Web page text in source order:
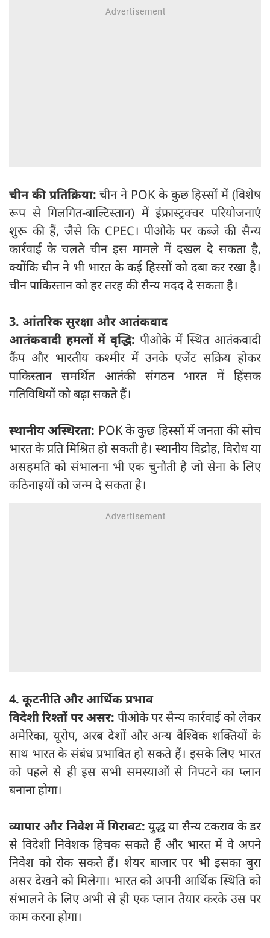
चीन की प्रतिक्रिया:चीन ने POK के कुछ हिस्सों में (विशेष
रूप से गिलगित-बाल्टिस्तान) में इंफ्रास्ट्रक्चर परियोजनाएं
शुरू की हैं, जैसे कि CPEC। पीओके पर कब्जे की सैन्य
कार्रवाई के चलते चीन इस मामले में दखल दे सकता है,
क्योंकि चीन ने भी भारत के कई हिस्सों को दबा कर रखा है।
चीन पाकिस्तान को हर तरह की सैन्य मदद दे सकता है।
3. आंतरिक सुरक्षा और आतंकवाद
आतंकवादी हमलों में वृद्धि: पीओके में स्थित आतंकवादी
कैंप और भारतीय कश्मीर में उनके एजेंट सक्रिय होकर
पाकिस्तान समर्थित आतंकी संगठन भारत में हिंसक
गतिविधियों को बढ़ा सकते हैं।
स्थानीय अस्थिरता: POK के कुछ हिस्सों में जनता की सोच
भारत के प्रति मिश्रित हो सकती है। स्थानीय विद्रोह, विरोध या
असहमति को संभालना भी एक चुनौती है जो सेना के लिए
कठिनाइयों को जन्म दे सकता है।
4. कूटनीति और आर्थिक प्रभाव
विदेशी रिश्तों पर असर: पीओके पर सैन्य कार्रवाई को लेकर
अमेरिका, यूरोप, अरब देशों और अन्य वैश्विक शक्तियों के
साथ भारत के संबंध प्रभावित हो सकते हैं। इसके लिए भारत
को पहले से ही इस सभी समस्याओं से निपटने का प्लान
बनाना होगा।
व्यापार और निवेश में गिरावट: युद्ध या सैन्य टकराव के डर
से विदेशी निवेशक हिचक सकते हैं और भारत में वे अपने
निवेश को रोक सकते हैं। शेयर बाजार पर भी इसका बुरा
असर देखने को मिलेगा। भारत को अपनी आर्थिक स्थिति को
संभालने के लिए अभी से ही एक प्लान तैयार करके उस पर
काम करना होगा।